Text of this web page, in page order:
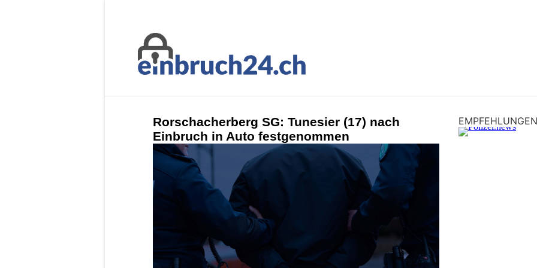
Rorschacherberg SG: Tunesier (17) nach
Einbruch in Auto festgenommen
EMPFEHLUNGEN